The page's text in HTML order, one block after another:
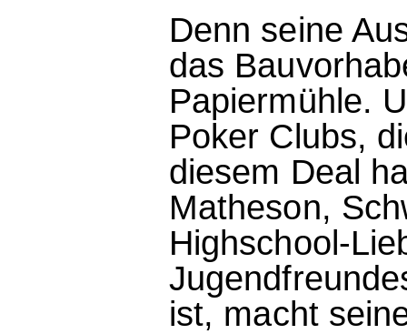
Denn seine
das
Papiermühle.
Poker Clubs,
diesem Deal
Matheson,
Highschool-
ist, macht